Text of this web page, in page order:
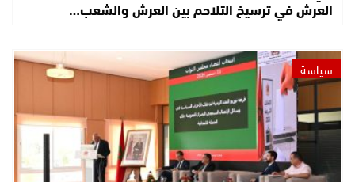
العرش في ترسيخ التلاحم بين العرش والشعب…
سياسة